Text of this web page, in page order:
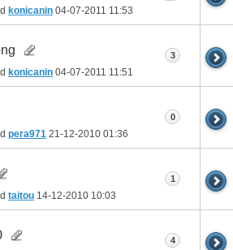
konicanin 04-07-2011 11:53
konicanin 04-07-2011 11:51
3
pera971 21-12-2010 01:36
0
taitou 14-12-2010 10:03
1
4